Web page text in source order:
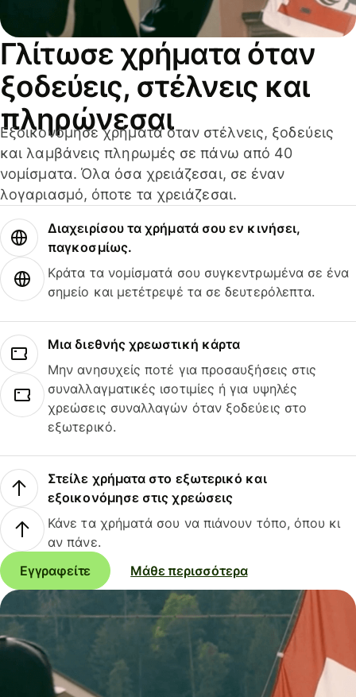
Γλίτωσε χρήματα όταν
ξοδεύεις, στέλνεις και
πληρώνεσαι
Εξοικονόμησε χρήματα όταν στέλνεις, ξοδεύεις
και λαμβάνεις πληρωμές σε πάνω από 40
νομίσματα. Όλα όσα χρειάζεσαι, σε έναν
λογαριασμό, όποτε τα χρειάζεσαι.
Διαχειρίσου τα χρήματά σου εν κινήσει,
παγκοσμίως.
Κράτα τα νομίσματά σου συγκεντρωμένα σε ένα
σημείο και μετέτρεψέ τα σε δευτερόλεπτα.
Μια διεθνής χρεωστική κάρτα
Μην ανησυχείς ποτέ για προσαυξήσεις στις
συναλλαγματικές ισοτιμίες ή για υψηλές
χρεώσεις συναλλαγών όταν ξοδεύεις στο
εξωτερικό.
Στείλε χρήματα στο εξωτερικό και
εξοικονόμησε στις χρεώσεις
Κάνε τα χρήματά σου να πιάνουν τόπο, όπου κι
αν πάνε.
Εγγραφείτε
Μάθε περισσότερα